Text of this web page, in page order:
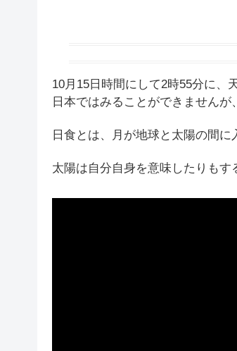
10月15日時間にして2時55分に、
日本ではみることができませんが
日食とは、月が地球と太陽の間に
太陽は自分自身を意味したりもす